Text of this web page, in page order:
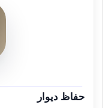
حفاظ دیوار